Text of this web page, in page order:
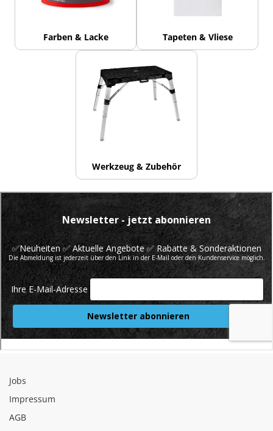
Farben & Lacke Tapeten & Vliese
Werkzeug & Zubehör
Jobs
Impressum
AGB